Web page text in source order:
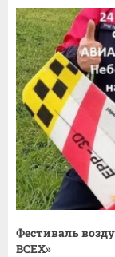
Фестиваль
ВСЕХ»